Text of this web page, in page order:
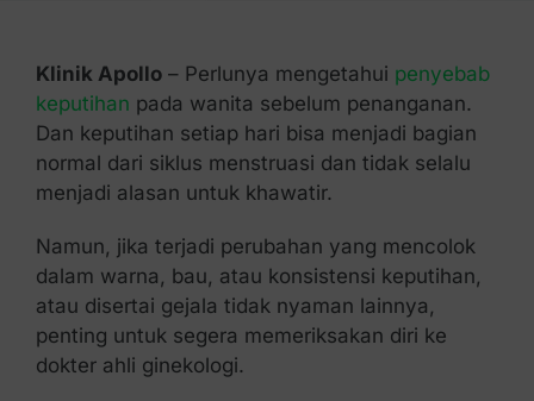
Klinik Apollo– Perlunya mengetahui penyebab
keputihan pada wanita sebelum penanganan.
Dan keputihan setiap hari bisa menjadi bagian
normal dari siklus menstruasi dan tidak selalu
menjadi alasan untuk khawatir.
Namun, jika terjadi perubahan yang mencolok
dalam warna, bau, atau konsistensi keputihan,
atau disertai gejala tidak nyaman lainnya,
penting untuk segera memeriksakan diri ke
dokter ahli ginekologi.